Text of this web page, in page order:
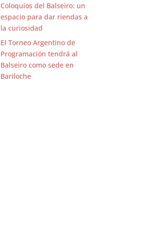
Coloquios del Balseiro: un
espacio para dar riendas a
la curiosidad
El Torneo Argentino de
Programación tendrá al
Balseiro como sede en
Bariloche